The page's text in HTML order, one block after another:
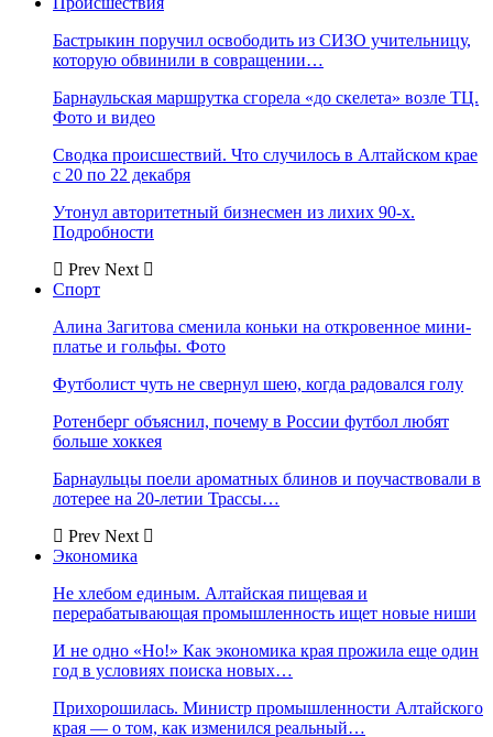
Бастрыкин поручил освободить из СИЗО учительницу,
которую обвинили в совращении…
Барнаульская маршрутка сгорела «до скелета» возле ТЦ.
Фото и видео
Сводка происшествий. Что случилось в Алтайском крае
с 20 по 22 декабря
Утонул авторитетный бизнесмен из лихих 90-х.
Подробности
Prev Next
Спорт
Алина Загитова сменила коньки на откровенное мини-
платье и гольфы. Фото
Футболист чуть не свернул шею, когда радовался голу
Ротенберг объяснил, почему в России футбол любят
больше хоккея
Барнаульцы поели ароматных блинов и поучаствовали в
лотерее на 20-летии Трассы…
Prev Next
Экономика
Не хлебом единым. Алтайская пищевая и
перерабатывающая промышленность ищет новые ниши
И не одно «Но!» Как экономика края прожила еще один
год в условиях поиска новых…
Прихорошилась. Министр промышленности Алтайского
края — о том, как изменился реальный…